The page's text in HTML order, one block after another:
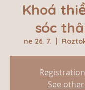
Khoá
sóc
ne 26. 7.
  |
See